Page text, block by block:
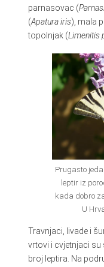
parnasovac (
(Apatura iris), mala
topolnjak (Limenitis
Prugasto
leptir iz
kada dobro
U
Travnjaci, livade i
vrtovi i cvjetnjaci
broj leptira. Na